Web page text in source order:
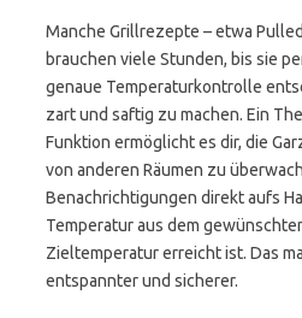
Manche Grillrezepte – etwa
brauchen viele Stunden, bis sie
genaue Temperaturkontrolle
zart und saftig zu machen. Ein
Funktion ermöglicht es dir, die
von anderen Räumen zu
Benachrichtigungen direkt aufs
Temperatur aus dem
Zieltemperatur erreicht ist. Das
entspannter und sicherer.